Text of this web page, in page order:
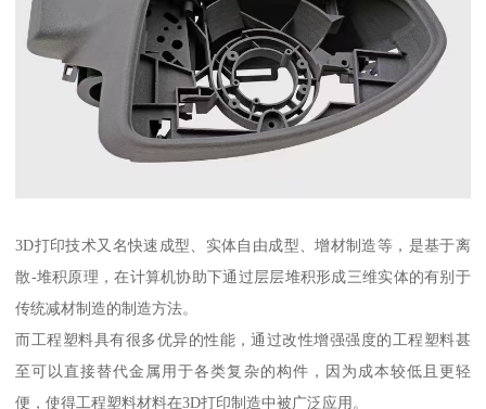
3D打印技术又名快速成型、实体自由成型、增材制造等，是基于离
散-堆积原理，在计算机协助下通过层层堆积形成三维实体的有别于
传统减材制造的制造方法。
而工程塑料具有很多优异的性能，通过改性增强强度的工程塑料甚
至可以直接替代金属用于各类复杂的构件，因为成本较低且更轻
便，使得工程塑料材料在3D打印制造中被广泛应用。